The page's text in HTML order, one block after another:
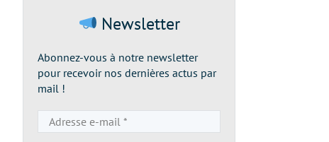
Newsletter
Abonnez-vous à notre newsletter
pour recevoir nos dernières actus par
mail !
e-